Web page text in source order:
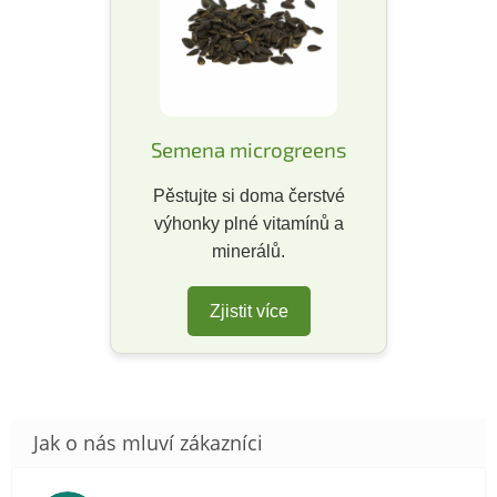
Semena microgreens
Pěstujte si doma čerstvé
výhonky plné vitamínů a
minerálů.
Zjistit více